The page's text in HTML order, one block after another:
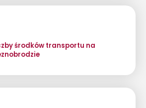
środków transportu na